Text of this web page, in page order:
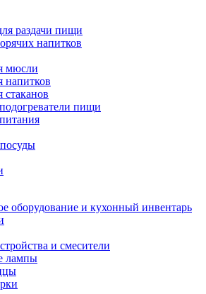
раздачи пищи
напитков
мюсли
напитков
стаканов
пищи
оборудование и кухонный инвентарь
и смесители
лампы